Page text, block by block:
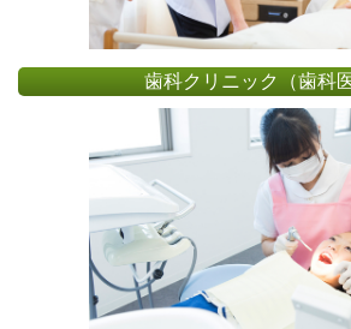
歯科クリニック（歯科医